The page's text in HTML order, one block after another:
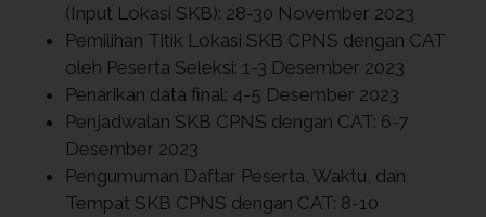
(Input Lokasi SKB): 28-30 November 2023
Pemilihan Titik Lokasi SKB CPNS dengan CAT
oleh Peserta Seleksi: 1-3 Desember 2023
Penarikan data final: 4-5 Desember 2023
Penjadwalan SKB CPNS dengan CAT: 6-7
Desember 2023
Pengumuman Daftar Peserta, Waktu, dan
Tempat SKB CPNS dengan CAT: 8-10